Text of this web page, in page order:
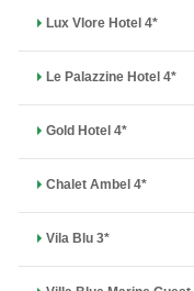
Lux Vlore Hotel 4*
Le Palazzine Hotel 4*
Gold Hotel 4*
Chalet Ambel 4*
Vila Blu 3*